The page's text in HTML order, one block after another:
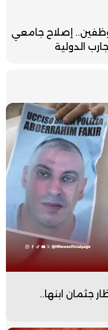
إصلاح جامعي
الدولية
جثمان ابنها..